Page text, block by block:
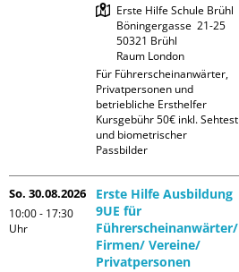
Erste Hilfe Schule Brühl
Böningergasse  21-25
50321 Brühl
Raum London
Für Führerscheinanwärter,
Privatpersonen und
betriebliche Ersthelfer
Kursgebühr 50€ inkl. Sehtest
und biometrischer
Passbilder
So. 30.08.2026
10:00 - 17:30
Uhr
Erste Hilfe Ausbildung
9UE für
Führerscheinanwärter/
Firmen/ Vereine/
Privatpersonen